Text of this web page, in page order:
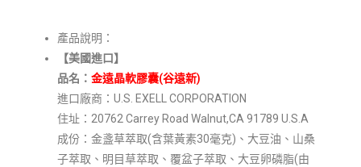
產品說明：
【美國進口】
品名 ：金遠晶軟膠囊(谷遠新)
進口廠商：U.S. EXELL CORPORATION
住址：20762 Carrey Road Walnut,CA 91789 U.S.A
成份：金盞草萃取(含葉黃素30毫克)、大豆油、山桑
子萃取、明目草萃取、覆盆子萃取、大豆卵磷脂(由